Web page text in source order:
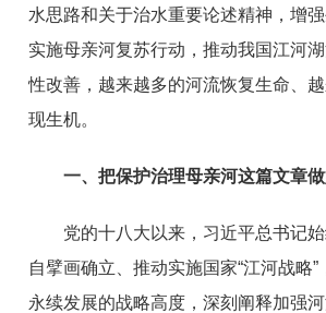
水思路和关于治水重要论述精神，增
实施母亲河复苏行动，推动我国江河
性改善，越来越多的河流恢复生命、
现生机。
一、把保护治理母亲河这篇文章
党的十八大以来，习近平总书记
自擘画确立、推动实施国家“江河战略
永续发展的战略高度，深刻阐释加强